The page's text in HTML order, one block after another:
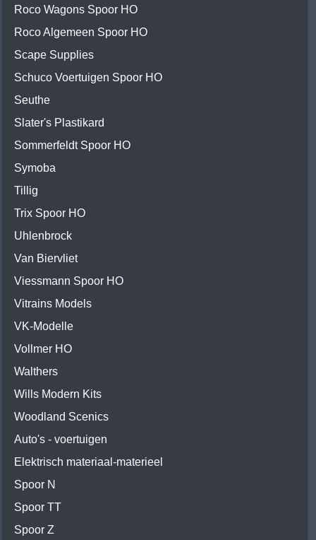
Roco Wagons Spoor HO
Roco Algemeen Spoor HO
Scape Supplies
Schuco Voertuigen Spoor HO
Seuthe
Slater's Plastikard
Sommerfeldt Spoor HO
Symoba
Tillig
Trix Spoor HO
Uhlenbrock
Van Biervliet
Viessmann Spoor HO
Vitrains Models
VK-Modelle
Vollmer HO
Walthers
Wills Modern Kits
Woodland Scenics
Auto's - voertuigen
Elektrisch materiaal-materieel
Spoor N
Spoor TT
Spoor Z